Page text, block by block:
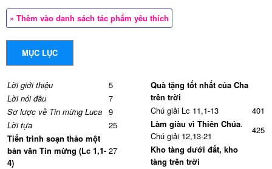
» Thêm vào danh sách tác phẩm yêu thích
MỤC LỤC
Lời giới thiệu
5
Lời nói đầu
7
Sơ lược về Tin mừng Luca 9
Lời tựa
25
Tiến trình soạn thảo một
bản văn Tin mừng (Lc 1,1-
4)
27
Quà tặng tốt nhất của Cha
trên trời
Chú giải Lc 11,1-13
401
Làm giàu vì Thiên Chúa.
Chú giải 12,13-21
425
Kho tàng dưới đất, kho
tàng trên trời